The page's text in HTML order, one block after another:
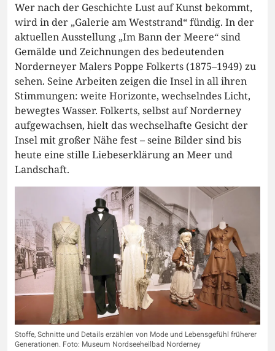
Wer nach der Geschichte Lust auf Kunst bekommt,
wird in der „Galerie am Weststrand“ fündig. In der
aktuellen Ausstellung „Im Bann der Meere“ sind
Gemälde und Zeichnungen des bedeutenden
Norderneyer Malers Poppe Folkerts (1875–1949) zu
sehen. Seine Arbeiten zeigen die Insel in all ihren
Stimmungen: weite Horizonte, wechselndes Licht,
bewegtes Wasser. Folkerts, selbst auf Norderney
aufgewachsen, hielt das wechselhafte Gesicht der
Insel mit großer Nähe fest – seine Bilder sind bis
heute eine stille Liebeserklärung an Meer und
Landschaft.
Stoffe, Schnitte und Details erzählen von Mode und Lebensgefühl früherer
Generationen. Foto: Museum Nordseeheilbad Norderney